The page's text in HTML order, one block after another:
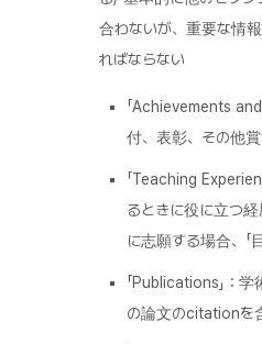
合わないが、重要な情
ればならない
「Achievements
付、表彰、その他
「Teaching
るときに役に立つ
に志願する場合、「
「Publications」：
の論文のcitationを